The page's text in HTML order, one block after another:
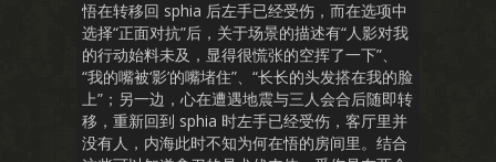
悟在转移回 sphia 后左手已经受伤，而在选项中
选择“正面对抗”后，关于场景的描述有“人影对我
的行动始料未及，显得很慌张的空挥了一下”、
“我的嘴被‘影’的嘴堵住”、“长长的头发搭在我的脸
上”；另一边，心在遭遇地震与三人会合后随即转
移，重新回到 sphia 时左手已经受伤，客厅里并
没有人，内海此时不知为何在悟的房间里。结合